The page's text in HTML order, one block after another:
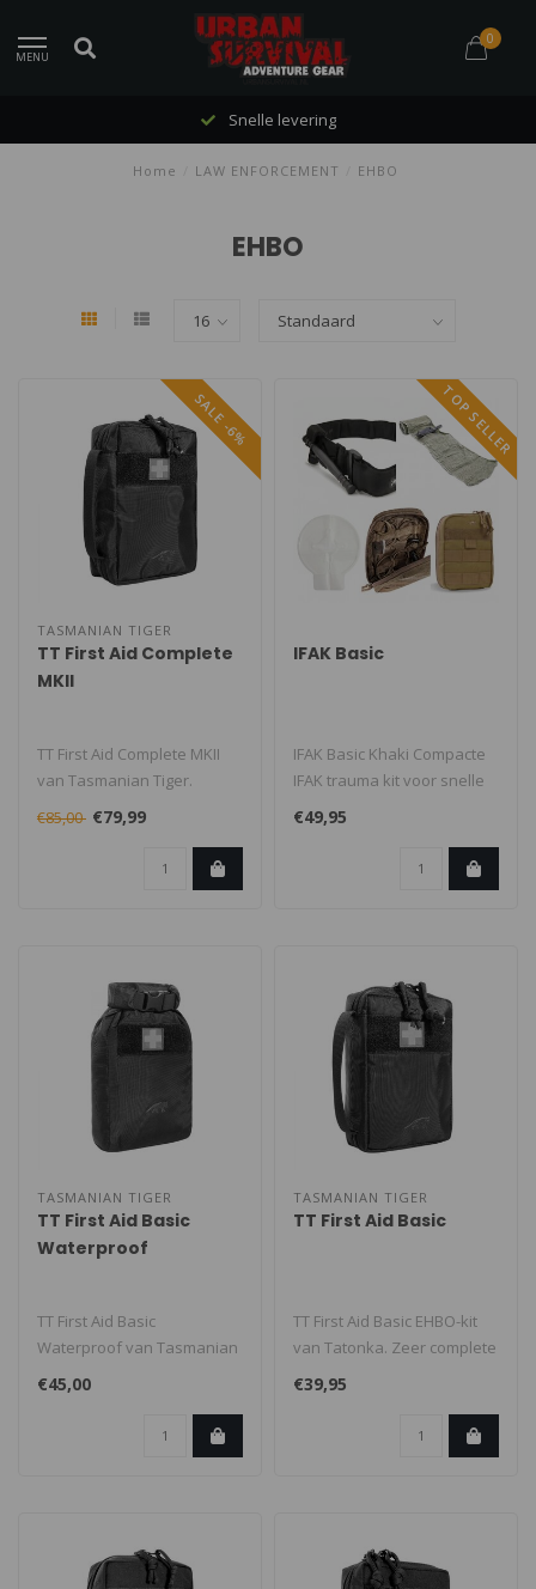
MENU
0
Snelle levering
Home LAW ENFORCEMENT EHBO
EHBO
SALE -6%
TASMANIAN TIGER
TT First Aid Complete
MKII
TT First Aid Complete MKII
van Tasmanian Tiger.
Perfecte EHBO-uitrusting
voor al..
€85,00 €79,99
TOP SELLER
IFAK Basic
IFAK Basic Khaki Compacte
IFAK trauma kit voor snelle
eerste hulp bij ernstig bl..
€49,95
TASMANIAN TIGER
TT First Aid Basic
Waterproof
TT First Aid Basic
Waterproof van Tasmanian
Tiger. Waterdichte EHBO-
doos voor da..
€45,00
TASMANIAN TIGER
TT First Aid Basic
TT First Aid Basic EHBO-kit
van Tatonka. Zeer complete
set. Geschikt voor één ..
€39,95